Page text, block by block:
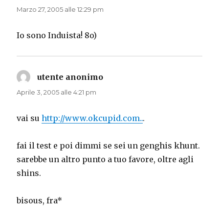
detto:
Marzo 27, 2005 alle 12:29 pm
Io sono Induista! 8o)
utente anonimo
Aprile 3, 2005 alle 4:21 pm
vai suhttp://www.okcupid.com...
fai il test e poi dimmi se sei un genghis khunt.
sarebbe un altro punto a tuo favore, oltre agli
shins.
bisous, fra*